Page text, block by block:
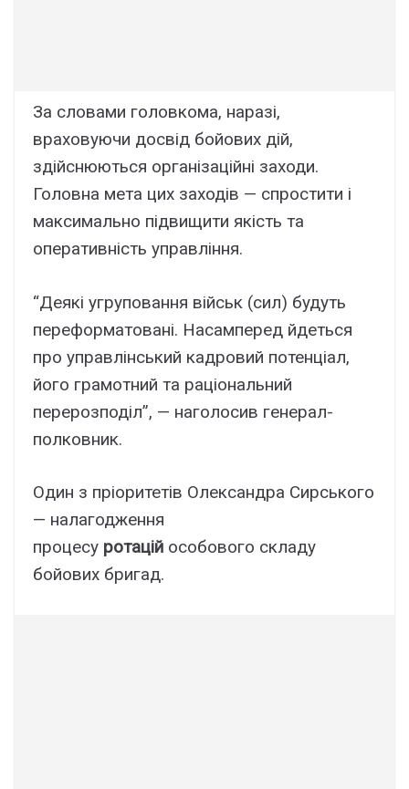
За словами головкома, наразі,
враховуючи досвід бойових дій,
здійснюються організаційні заходи.
Головна мета цих заходів — спростити і
максимально підвищити якість та
оперативність управління.
“Деякі угруповання військ (сил) будуть
переформатовані. Насамперед йдеться
про управлінський кадровий потенціал,
його грамотний та раціональний
перерозподіл”, — наголосив генерал-
полковник.
Один з пріоритетів Олександра Сирського
— налагодження
процесу ротацій особового складу
бойових бригад.